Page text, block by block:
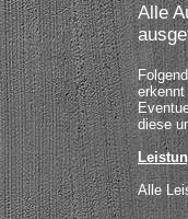
Alle
diese
Alle